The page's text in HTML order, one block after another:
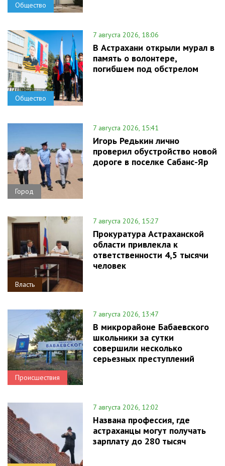
Общество
Общество
7 августа 2026, 18:06
В Астрахани открыли мурал в
память о волонтере,
погибшем под обстрелом
Город
7 августа 2026, 15:41
Игорь Редькин лично
проверил обустройство новой
дороге в поселке Сабанс-Яр
Власть
7 августа 2026, 15:27
Прокуратура Астраханской
области привлекла к
ответственности 4,5 тысячи
человек
Происшествия
7 августа 2026, 13:47
В микрорайоне Бабаевского
школьники за сутки
совершили несколько
серьезных преступлений
7 августа 2026, 12:02
Названа профессия, где
астраханцы могут получать
зарплату до 280 тысяч